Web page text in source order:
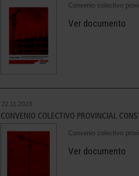
Convenio colectivo
Ver documento
22.11.2023
CONVENIO COLECTIVO PROVINCIAL
Convenio colectivo
Ver documento